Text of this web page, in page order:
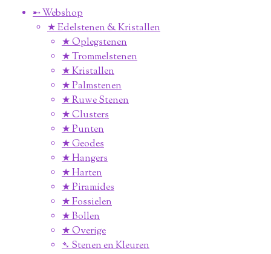
➸ Webshop
★ Edelstenen & Kristallen
★ Oplegstenen
★ Trommelstenen
★ Kristallen
★ Palmstenen
★ Ruwe Stenen
★ Clusters
★ Punten
★ Geodes
★ Hangers
★ Harten
★ Piramides
★ Fossielen
★ Bollen
★ Overige
➴ Stenen en Kleuren